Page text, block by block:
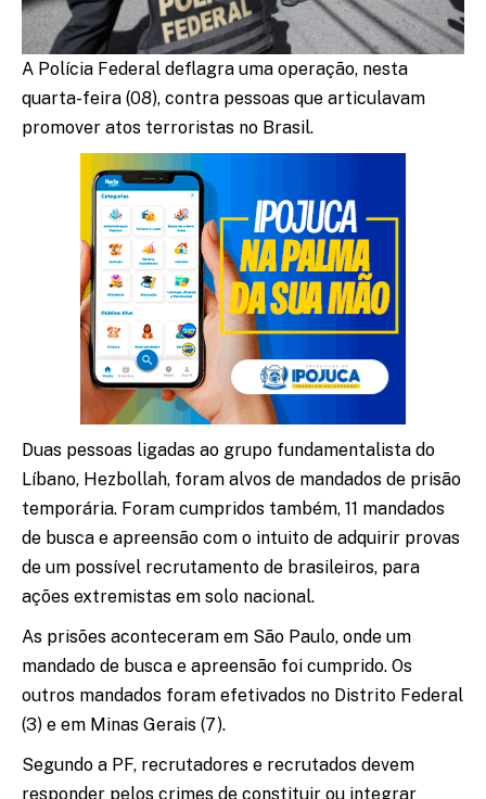
A Polícia Federal deflagra uma operação, nesta
quarta-feira (08), contra pessoas que articulavam
promover atos terroristas no Brasil.
Duas pessoas ligadas ao grupo fundamentalista do
Líbano, Hezbollah, foram alvos de mandados de prisão
temporária. Foram cumpridos também, 11 mandados
de busca e apreensão com o intuito de adquirir provas
de um possível recrutamento de brasileiros, para
ações extremistas em solo nacional.
As prisões aconteceram em São Paulo, onde um
mandado de busca e apreensão foi cumprido. Os
outros mandados foram efetivados no Distrito Federal
(3) e em Minas Gerais (7).
Segundo a PF, recrutadores e recrutados devem
responder pelos crimes de constituir ou integrar